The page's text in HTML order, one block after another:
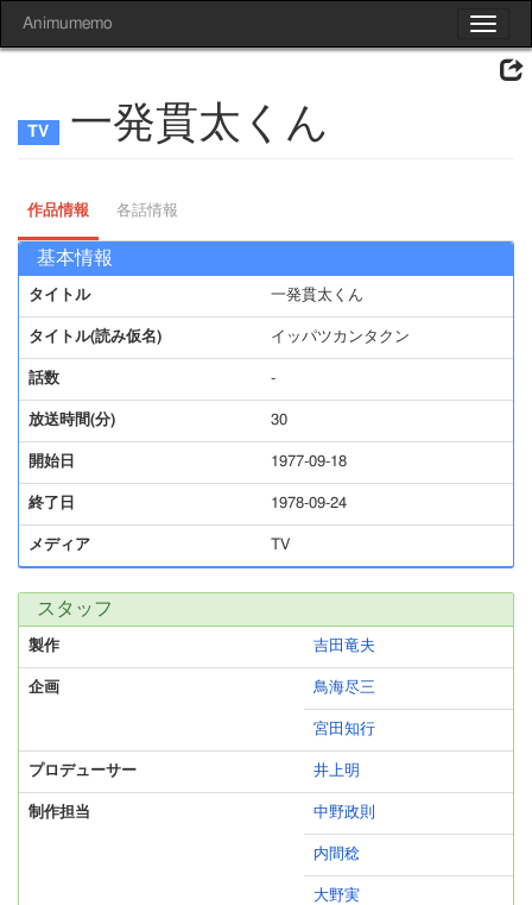
Toggle
Animumemo
一発貫太くん
作品情報 各話情報
基本情報
タイトル 一発貫太くん
タイトル(読み仮名) イッパツカンタクン
話数 -
放送時間(分) 30
開始日 1977-09-18
終了日 1978-09-24
メディア TV
スタッフ
製作 吉田竜夫
企画 鳥海尽三
宮田知行
プロデューサー 井上明
制作担当 中野政則
内間稔
大野実